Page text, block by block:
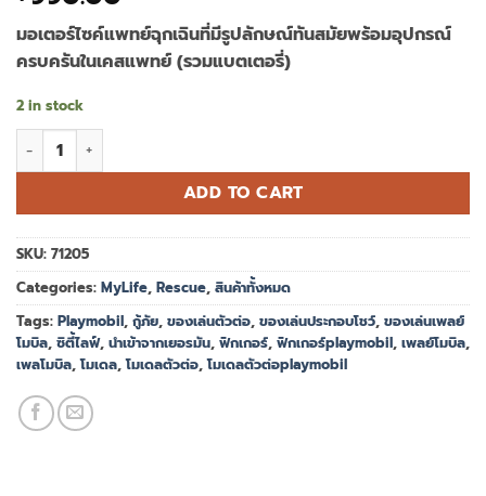
มอเตอร์ไซค์แพทย์ฉุกเฉินที่มีรูปลักษณ์ทันสมัยพร้อมอุปกรณ์
ครบครันในเคสแพทย์ (รวมแบตเตอรี่)
2 in stock
Playmobil 71205 Rescue Motorcycle with Flashing Light กู้ภั
ADD TO CART
SKU: 71205
Categories: MyLife, Rescue, สินค้าทั้งหมด
Tags: Playmobil, กู้ภัย, ของเล่นตัวต่อ, ของเล่นประกอบโชว์, ของเล่นเพลย์
โมบิล, ซิตี้ไลฟ์, นำเข้าจากเยอรมัน, ฟิกเกอร์, ฟิกเกอร์playmobil, เพลย์โมบิล,
เพลโมบิล,โมเดล,โมเดลตัวต่อ,โมเดลตัวต่อplaymobil